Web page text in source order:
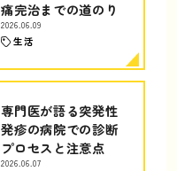
痛完治までの道のり
2026.06.09
生活
専門医が語る突発性
発疹の病院での診断
プロセスと注意点
2026.06.07